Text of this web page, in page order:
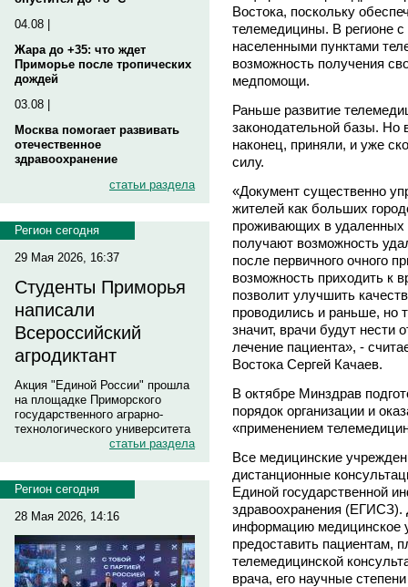
04.08 |
Жара до +35: что ждет
Приморье после тропических
дождей
03.08 |
Москва помогает развивать
отечественное
здравоохранение
статьи раздела
Регион сегодня
29 Мая 2026, 16:37
Студенты Приморья
написали
Всероссийский
агродиктант
Акция "Единой России" прошла
на площадке Приморского
государственного аграрно-
технологического университета
статьи раздела
Регион сегодня
28 Мая 2026, 14:16
Востока, поскольку
телемедицины. В регионе
населенными пунктами
возможность получения
медпомощи.
Раньше развитие
законодательной базы. Но
наконец, приняли, и уже
силу.
«Документ существенно
жителей как больших
проживающих в удаленных
получают возможность
после первичного очного
возможность приходить к
позволит улучшить
проводились и раньше, но
значит, врачи будут нести
лечение пациента», -
Востока Сергей Качаев.
В октябре Минздрав
порядок организации и
«применением
Все медицинские
дистанционные
Единой государственной
здравоохранения (ЕГИСЗ).
информацию медицинское
предоставить пациентам,
телемедицинской
врача, его научные